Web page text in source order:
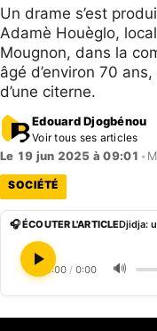
Un drame s’est
Adamè Houèglo,
Mougnon, dans la
âgé d’environ 70
d’une citerne.
Edouard Djogbénou
Voir tous ses articles
Le 19 jun 2025 à 09:01 •
SOCIÉTÉ
🎧 ÉCOUTER L'ARTICLE
0:00 / 0:00 🔊